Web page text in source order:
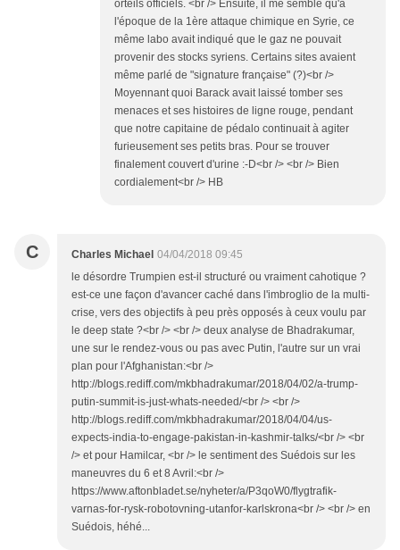
orteils officiels. <br /> Ensuite, il me semble qu'à
l'époque de la 1ère attaque chimique en Syrie, ce
même labo avait indiqué que le gaz ne pouvait
provenir des stocks syriens. Certains sites avaient
même parlé de "signature française" (?)<br />
Moyennant quoi Barack avait laissé tomber ses
menaces et ses histoires de ligne rouge, pendant
que notre capitaine de pédalo continuait à agiter
furieusement ses petits bras. Pour se trouver
finalement couvert d'urine :-D<br /> <br /> Bien
cordialement<br /> HB
C Charles Michael 04/04/2018 09:45
le désordre Trumpien est-il structuré ou vraiment cahotique ?
est-ce une façon d'avancer caché dans l'imbroglio de la multi-
crise, vers des objectifs à peu près opposés à ceux voulu par
le deep state ?<br /> <br /> deux analyse de Bhadrakumar,
une sur le rendez-vous ou pas avec Putin, l'autre sur un vrai
plan pour l'Afghanistan:<br />
http://blogs.rediff.com/mkbhadrakumar/2018/04/02/a-trump-
putin-summit-is-just-whats-needed/<br /> <br />
http://blogs.rediff.com/mkbhadrakumar/2018/04/04/us-
expects-india-to-engage-pakistan-in-kashmir-talks/<br /> <br
/> et pour Hamilcar, <br /> le sentiment des Suédois sur les
maneuvres du 6 et 8 Avril:<br />
https://www.aftonbladet.se/nyheter/a/P3qoW0/flygtrafik-
varnas-for-rysk-robotovning-utanfor-karlskrona<br /> <br /> en
Suédois, héhé...